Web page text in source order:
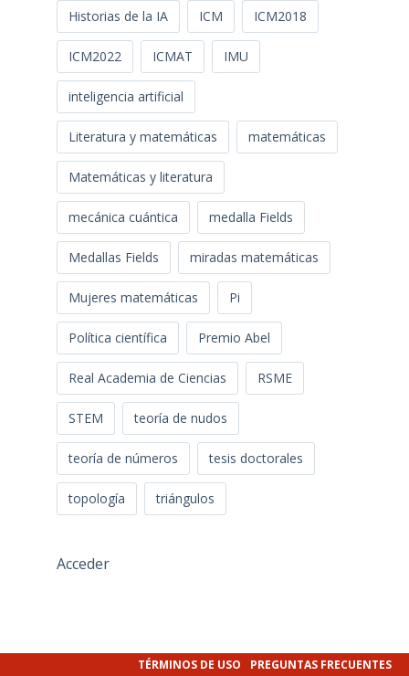
Historias de la IA ICM ICM2018
ICM2022 ICMAT IMU
inteligencia artificial
Literatura y matemáticas matemáticas
Matemáticas y literatura
mecánica cuántica medalla Fields
Medallas Fields miradas matemáticas
Mujeres matemáticas Pi
Política científica Premio Abel
Real Academia de Ciencias RSME
STEM teoría de nudos
teoría de números tesis doctorales
topología triángulos
Acceder
TÉRMINOS DE USO PREGUNTAS FRECUENTES